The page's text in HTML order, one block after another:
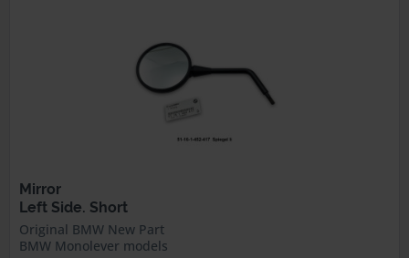
Mirror
Left Side. Short
Original BMW New Part
BMW Monolever models